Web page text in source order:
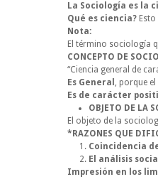
La Sociología es la
Qué es ciencia?
Nota:
El término sociología
CONCEPTO DE
“Ciencia general de
Es General , porque
Es de carácter
OBJETO DE LA
El objeto de la
*RAZONES QUE
Coincidencia
El análisis
Impresión en los